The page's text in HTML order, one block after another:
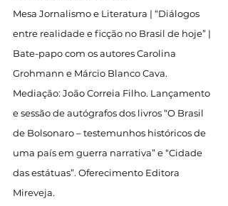
Mesa Jornalismo e Literatura | “Diálogos
entre realidade e ficção no Brasil de hoje” |
Bate-papo com os autores Carolina
Grohmann e Márcio Blanco Cava.
Mediação: João Correia Filho. Lançamento
e sessão de autógrafos dos livros “O Brasil
de Bolsonaro – testemunhos históricos de
uma país em guerra narrativa” e “Cidade
das estátuas”. Oferecimento Editora
Mireveja.